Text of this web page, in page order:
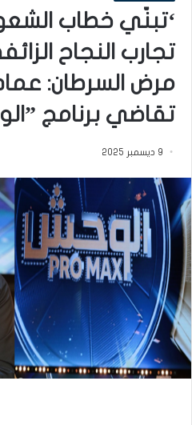
‘تبنّي خطاب
تجارب النجاح
مرض السرطان:
تقاضي برنامج
9 ديسمبر 2025